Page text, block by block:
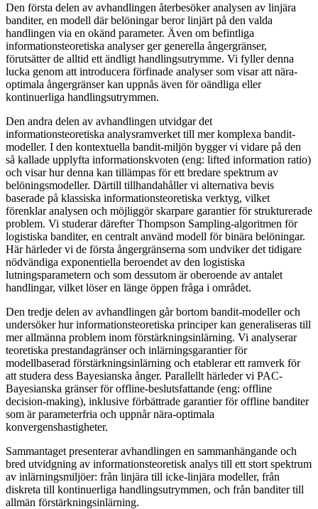
Den första delen av avhandlingen återbesöker analysen av linjära
banditer, en modell där belöningar beror linjärt på den valda
handlingen via en okänd parameter. Även om befintliga
informationsteoretiska analyser ger generella ångergränser,
förutsätter de alltid ett ändligt handlingsutrymme. Vi fyller denna
lucka genom att introducera förfinade analyser som visar att nära-
optimala ångergränser kan uppnås även för oändliga eller
kontinuerliga handlingsutrymmen.
Den andra delen av avhandlingen utvidgar det
informationsteoretiska analysramverket till mer komplexa bandit-
modeller. I den kontextuella bandit-miljön bygger vi vidare på den
så kallade upplyfta informationskvoten (eng: lifted information ratio)
och visar hur denna kan tillämpas för ett bredare spektrum av
belöningsmodeller. Därtill tillhandahåller vi alternativa bevis
baserade på klassiska informationsteoretiska verktyg, vilket
förenklar analysen och möjliggör skarpare garantier för strukturerade
problem. Vi studerar därefter Thompson Sampling-algoritmen för
logistiska banditer, en centralt använd modell för binära belöningar.
Här härleder vi de första ångergränserna som undviker det tidigare
nödvändiga exponentiella beroendet av den logistiska
lutningsparametern och som dessutom är oberoende av antalet
handlingar, vilket löser en länge öppen fråga i området.
Den tredje delen av avhandlingen går bortom bandit-modeller och
undersöker hur informationsteoretiska principer kan generaliseras till
mer allmänna problem inom förstärkningsinlärning. Vi analyserar
teoretiska prestandagränser och inlärningsgarantier för
modellbaserad förstärkningsinlärning och etablerar ett ramverk för
att studera dess Bayesianska ånger. Parallellt härleder vi PAC-
Bayesianska gränser för offline-beslutsfattande (eng: offline
decision-making), inklusive förbättrade garantier för offline banditer
som är parameterfria och uppnår nära-optimala
konvergenshastigheter.
Sammantaget presenterar avhandlingen en sammanhängande och
bred utvidgning av informationsteoretisk analys till ett stort spektrum
av inlärningsmiljöer: från linjära till icke-linjära modeller, från
diskreta till kontinuerliga handlingsutrymmen, och från banditer till
allmän förstärkningsinlärning.